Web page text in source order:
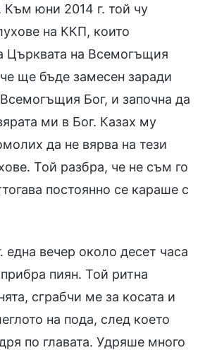
Към юни 2014 г. той чу
на ККП, които
Църквата на Всемогъщия
ще бъде замесен заради
Бог, и започна да
ми в Бог. Казах му
да не вярва на тези
Той разбра, че не съм го
постоянно се караше с
една вечер около десет часа
пиян. Той ритна
сграбчи ме за косата и
на пода, след което
по главата. Удряше много